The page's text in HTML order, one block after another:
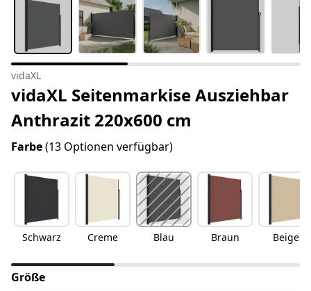
vidaXL
vidaXL Seitenmarkise Ausziehbar
Anthrazit 220x600 cm
Farbe(13 Optionen verfügbar)
Schwarz Creme Blau Braun Beige
Größe